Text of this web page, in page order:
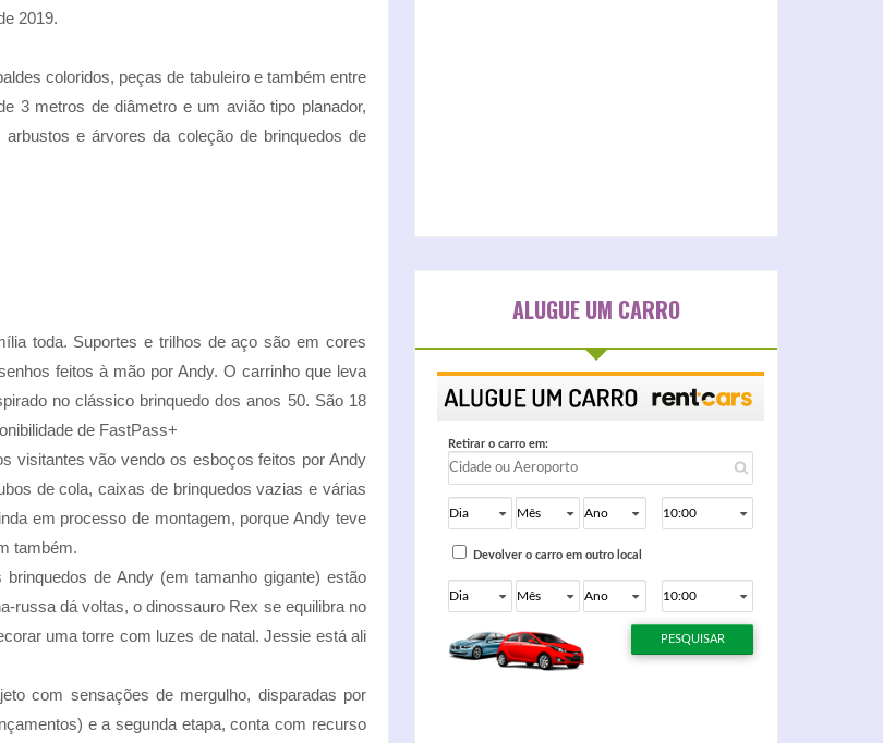
2019.
coloridos, peças de tabuleiro e também entre
3 metros de diâmetro e um avião tipo planador,
e árvores da coleção de brinquedos de
toda. Suportes e trilhos de aço são em cores
feitos à mão por Andy. O carrinho que leva
no clássico brinquedo dos anos 50. São 18
de FastPass+
visitantes vão vendo os esboços feitos por Andy
de cola, caixas de brinquedos vazias e várias
em processo de montagem, porque Andy teve
também.
de Andy (em tamanho gigante) estão
russa dá voltas, o dinossauro Rex se equilibra no
uma torre com luzes de natal. Jessie está ali
com sensações de mergulho, disparadas por
e a segunda etapa, conta com recurso
ALUGUE UM CARRO